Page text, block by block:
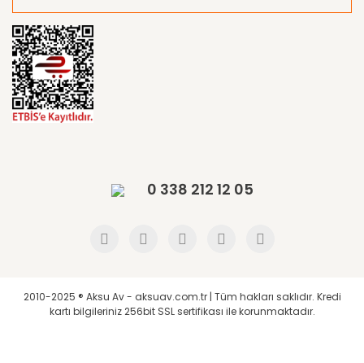
0 338 212 12 05
2010-2025 ® Aksu Av - aksuav.com.tr | Tüm hakları saklıdır. Kredi
kartı bilgileriniz 256bit SSL sertifikası ile korunmaktadır.